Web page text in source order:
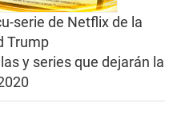
serie de Netflix de la
Trump
y series que dejarán la